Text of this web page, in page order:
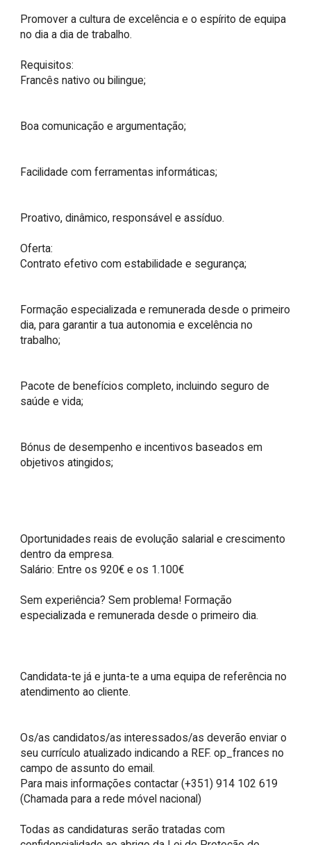
Promover a cultura de excelência e o espírito de equipa
no dia a dia de trabalho.
Requisitos:
Francês nativo ou bilingue;
Boa comunicação e argumentação;
Facilidade com ferramentas informáticas;
Proativo, dinâmico, responsável e assíduo.
Oferta:
Contrato efetivo com estabilidade e segurança;
Formação especializada e remunerada desde o primeiro
dia, para garantir a tua autonomia e excelência no
trabalho;
Pacote de benefícios completo, incluindo seguro de
saúde e vida;
Bónus de desempenho e incentivos baseados em
objetivos atingidos;
Oportunidades reais de evolução salarial e crescimento
dentro da empresa.
Salário: Entre os 920€ e os 1.100€
Sem experiência? Sem problema! Formação
especializada e remunerada desde o primeiro dia.
Candidata-te já e junta-te a uma equipa de referência no
atendimento ao cliente.
Os/as candidatos/as interessados/as deverão enviar o
seu currículo atualizado indicando a REF. op_frances no
campo de assunto do email.
Para mais informações contactar (+351) 914 102 619
(Chamada para a rede móvel nacional)
Todas as candidaturas serão tratadas com